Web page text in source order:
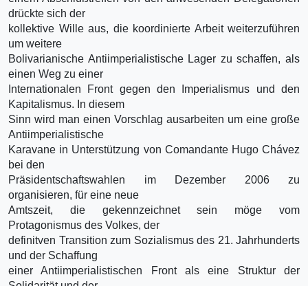
drückte sich der
kollektive Wille aus, die koordinierte Arbeit weiterzuführen
um weitere
Bolivarianische Antiimperialistische Lager zu schaffen, als
einen Weg zu einer
Internationalen Front gegen den Imperialismus und den
Kapitalismus. In diesem
Sinn wird man einen Vorschlag ausarbeiten um eine große
Antiimperialistische
Karavane in Unterstützung von Comandante Hugo Chávez
bei den
Präsidentschaftswahlen im Dezember 2006 zu
organisieren, für eine neue
Amtszeit, die gekennzeichnet sein möge vom
Protagonismus des Volkes, der
definitven Transition zum Sozialismus des 21. Jahrhunderts
und der Schaffung
einer Antiimperialistischen Front als eine Struktur der